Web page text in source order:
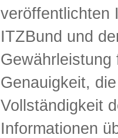
veröffentlichten
ITZBund und
Genauigkeit,
Vollständigkeit
Informationen